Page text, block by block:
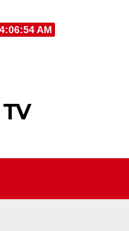
4:06:55 AM